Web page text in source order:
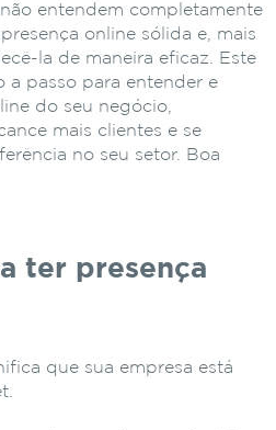
entendem completamente
online sólida e, mais
la de maneira eficaz. Este
a passo para entender e
do seu negócio,
mais clientes e se
no seu setor. Boa
ter presença
que sua empresa está